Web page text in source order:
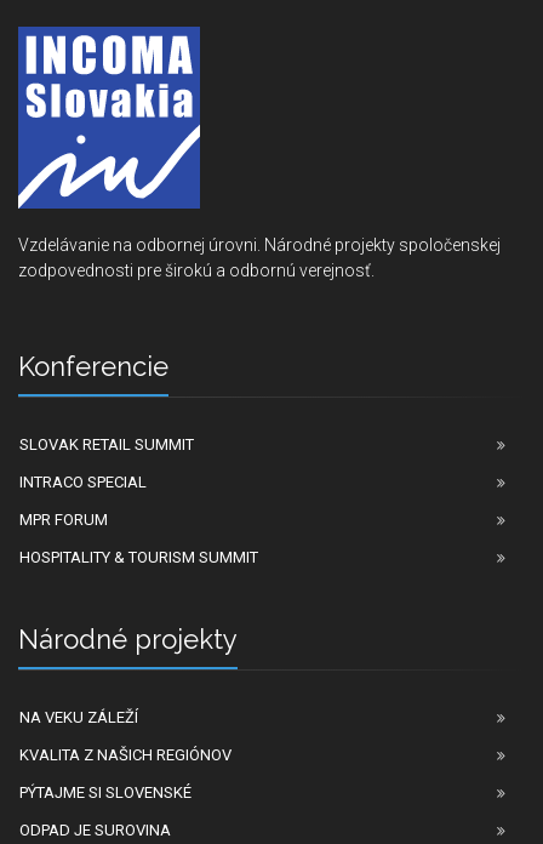
Vzdelávanie na odbornej úrovni. Národné projekty spoločenskej
zodpovednosti pre širokú a odbornú verejnosť.
Konferencie
SLOVAK RETAIL SUMMIT
INTRACO SPECIAL
MPR FORUM
HOSPITALITY & TOURISM SUMMIT
Národné projekty
NA VEKU ZÁLEŽÍ
KVALITA Z NAŠICH REGIÓNOV
PÝTAJME SI SLOVENSKÉ
ODPAD JE SUROVINA